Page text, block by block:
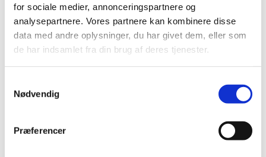
for sociale medier, annonceringspartnere og
analysepartnere. Vores partnere kan kombinere disse
data med andre oplysninger, du har givet dem, eller som
de har indsamlet fra din brug af deres tjenester.
Nødvendig
Præferencer
opleve, hvordan det er at være spejder, så kom forbi
Tornbjerg KFUM spejdergruppe.
Har du lyst til at være med, så er du
Er du forældre eller voksen, der kunne tænke dig at
rigtig velkommen til at kontakte os eller se forbi på